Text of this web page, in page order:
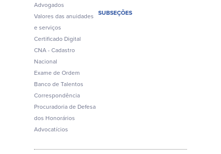
Advogados
Valores das anuidades
e serviços
Certificado Digital
CNA - Cadastro
Nacional
Exame de Ordem
Banco de Talentos
Correspondência
Procuradoria de Defesa
dos Honorários
Advocatícios
SUBSEÇÕES